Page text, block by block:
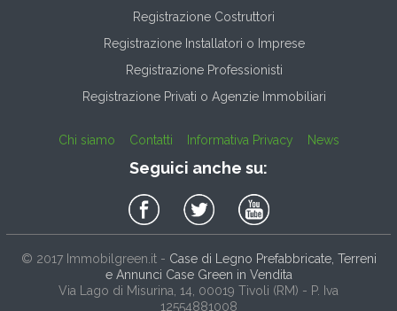
Registrazione Costruttori
Registrazione Installatori o Imprese
Registrazione Professionisti
Registrazione Privati o Agenzie Immobiliari
Chi siamo Contatti Informativa Privacy News
Seguici anche su:
© 2017 Immobilgreen.it- Case di Legno Prefabbricate, Terreni
e Annunci Case Green in Vendita
Via Lago di Misurina, 14 , 00019 Tivoli (RM) - P. Iva
12554881008